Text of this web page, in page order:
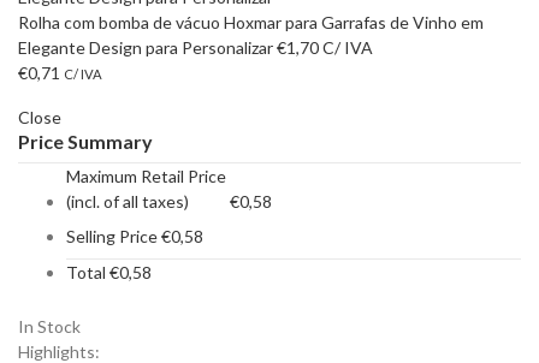
Rolha com bomba de vácuo Hoxmar para Garrafas de Vinho em
Elegante Design para Personalizar€1,70C/ IVA
€0,71 C/ IVA
Close
Price Summary
Maximum Retail Price
(incl. of all taxes)
€0,58
Selling Price€0,58
Total €0,58
In Stock
Highlights: